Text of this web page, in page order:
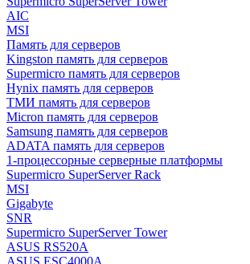
AIC
MSI
Память для серверов
Kingston память для серверов
Supermicro память для серверов
Hynix память для серверов
ТМИ память для серверов
Micron память для серверов
Samsung память для серверов
ADATA память для серверов
1-процессорные серверные платформы
Supermicro SuperServer Rack
MSI
Gigabyte
SNR
Supermicro SuperServer Tower
ASUS RS520A
ASUS ESC4000A